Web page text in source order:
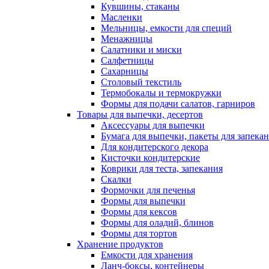
Кувшины, стаканы
Масленки
Мельницы, емкости для специй
Менажницы
Салатники и миски
Салфетницы
Сахарницы
Столовый текстиль
Термобокалы и термокружки
Формы для подачи салатов, гарниров
Товары для выпечки, десертов
Аксессуары для выпечки
Бумага для выпечки, пакеты для
Для кондитерского декора
Кисточки кондитерские
Коврики для теста, запекания
Скалки
Формочки для печенья
Формы для выпечки
Формы для кексов
Формы для оладий, блинов
Формы для тортов
Хранение продуктов
Емкости для хранения
Ланч-боксы, контейнеры